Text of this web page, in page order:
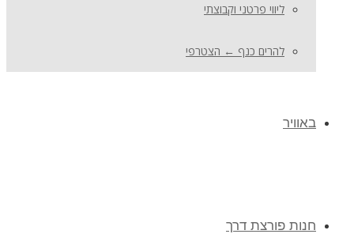
ליווי פרטני וקבוצתי
להרים כנף ← הצטרפי
באוויר
חנות פורצת דרך